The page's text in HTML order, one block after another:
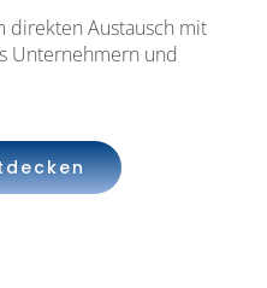
direkten Austausch mit
Unternehmern und